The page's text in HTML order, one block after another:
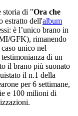
storia di "Ora che
estratto dell'album
è l’unico brano in
GFK), rimanendo
unico nel
di un
il brano più suonato
il n.1 della
per 6 settimane,
e 100 milioni di